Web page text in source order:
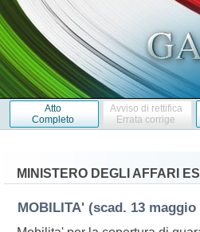
Atto
Completo
Avviso di rettifica
Errata corrige
MINISTERO DEGLI AFFARI
MOBILITA' (scad. 13 maggio